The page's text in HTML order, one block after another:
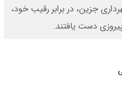
جزین، در برابر رقیب خود،
دست یافتند.